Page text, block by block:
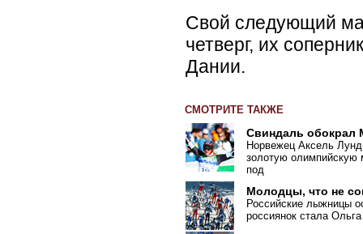
Свой следующий
четверг, их
Дании.
СМОТРИТЕ ТАКЖЕ
Свиндаль обокрал
Норвежец Аксель
золотую олимпийскую
под
Молодцы, что не
Российские лыжницы
россиянок стала